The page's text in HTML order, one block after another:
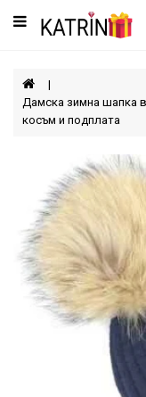
Категории
МЪЖЕ
ЖЕНИ
АКСЕСОАРИ
Дамска зимна шапка
косъм и подплата